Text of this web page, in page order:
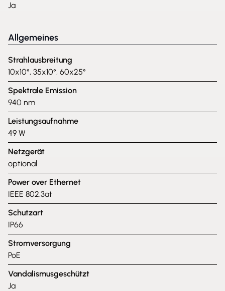
Ja
Allgemeines
Strahlausbreitung
10x10°, 35x10°, 60x25°
Spektrale Emission
940 nm
Leistungsaufnahme
49 W
Netzgerät
optional
Power over Ethernet
IEEE 802.3at
Schutzart
IP66
Stromversorgung
PoE
Vandalismusgeschützt
Ja